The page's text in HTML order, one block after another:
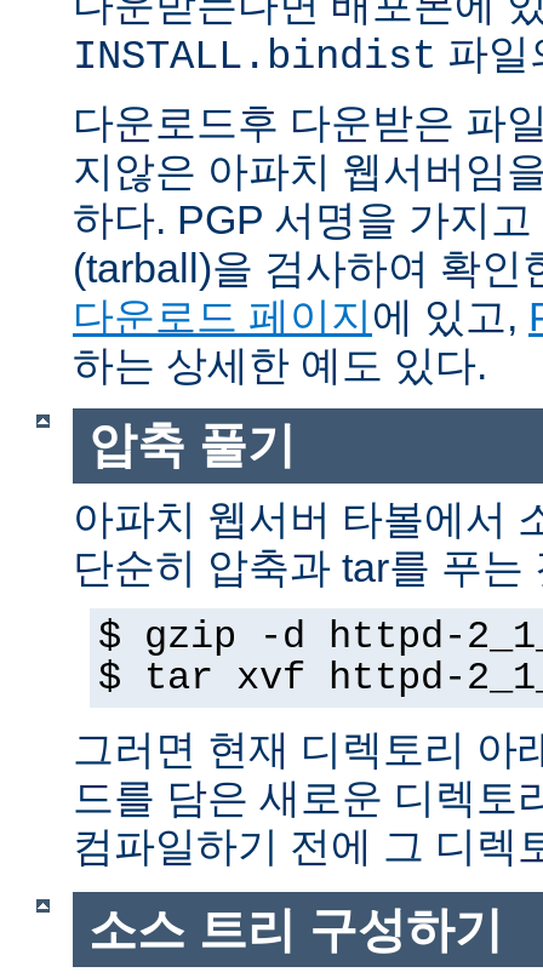
INSTALL.bindist 파일
다운로드후 다운받은 파
지않은 아파치 웹서버임
하다. PGP 서명을 가지
(tarball)을 검사하여 확인
다운로드 페이지 에 있고,
하는 상세한 예도 있다.
압축 풀기
아파치 웹서버 타볼에서
단순히 압축과 tar를 푸는
$ gzip -d httpd-
$ tar xvf httpd-
그러면 현재 디렉토리 아
드를 담은 새로운 디렉토
컴파일하기 전에 그 디렉
소스 트리 구성하기